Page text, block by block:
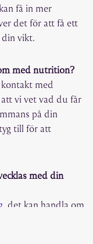
få in mer
det för att få ett
vikt.
med nutrition?
med
vi vet vad du får
på din
till för att
med din
, det kan handla om